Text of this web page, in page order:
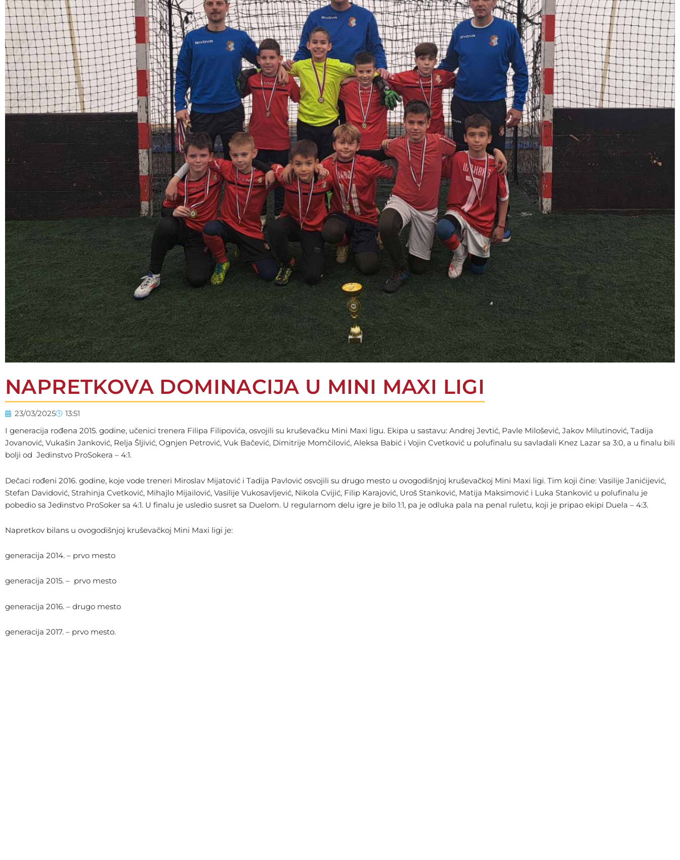
NAPRETKOVA DOMINACIJA U MINI MAXI LIGI
23/03/2025
13:51
I generacija rođena 2015. godine, učenici trenera Filipa Filipovića, osvojili su kruševačku Mini Maxi ligu. Ekipa u sastavu: Andrej Jevtić, Pavle Milošević, Jakov Milutinović, Tadija
Jovanović, Vukašin Janković, Relja Šljivić, Ognjen Petrović, Vuk Bačević, Dimitrije Momčilović, Aleksa Babić i Vojin Cvetković u polufinalu su savladali Knez Lazar sa 3:0, a u finalu bili
bolji od Jedinstvo ProSokera – 4:1.
Dečaci rođeni 2016. godine, koje vode treneri Miroslav Mijatović i Tadija Pavlović osvojili su drugo mesto u ovogodišnjoj kruševačkoj Mini Maxi ligi. Tim koji čine: Vasilije Janićijević,
Stefan Davidović, Strahinja Cvetković, Mihajlo Mijailović, Vasilije Vukosavljević, Nikola Cvijić, Filip Karajović, Uroš Stanković, Matija Maksimović i Luka Stanković u polufinalu je
pobedio sa Jedinstvo ProSoker sa 4:1. U finalu je usledio susret sa Duelom. U regularnom delu igre je bilo 1:1, pa je odluka pala na penal ruletu, koji je pripao ekipi Duela – 4:3.
Napretkov bilans u ovogodišnjoj kruševačkoj Mini Maxi ligi je:
generacija 2014. – prvo mesto
generacija 2015. – prvo mesto
generacija 2016. – drugo mesto
generacija 2017. – prvo mesto.